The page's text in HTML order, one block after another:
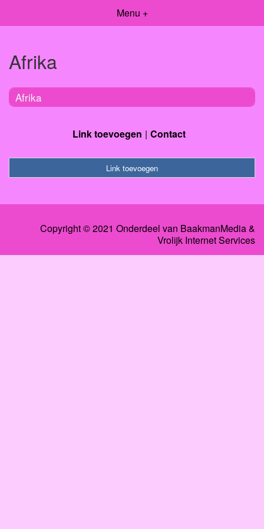
Menu +
Afrika
Afrika
Link toevoegen Contact
Link toevoegen
Copyright © 2021 Onderdeel van BaakmanMedia&
Vrolijk Internet Services